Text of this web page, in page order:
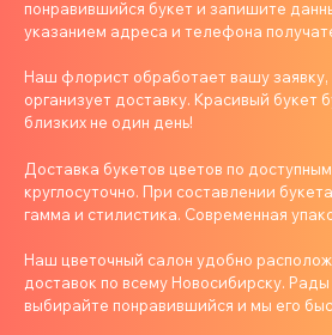
понравившийся букет и запишите
указанием адреса и телефона
Наш флорист обработает вашу заявку,
организует доставку. Красивый букет
близких не один день!
Доставка букетов цветов по
круглосуточно. При составлении
гамма и стилистика. Современная
Наш цветочный салон удобно
доставок по всему Новосибирску.
выбирайте понравившийся и мы его